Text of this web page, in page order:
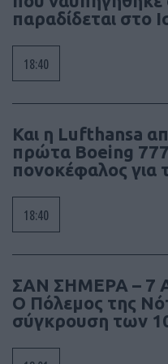
παραδίδεται στο
18:40
Και η Lufthansa
πρώτα Boeing
πονοκέφαλος για
18:40
ΣΑΝ ΣΗΜΕΡΑ – 7
Ο Πόλεμος της
σύγκρουση των